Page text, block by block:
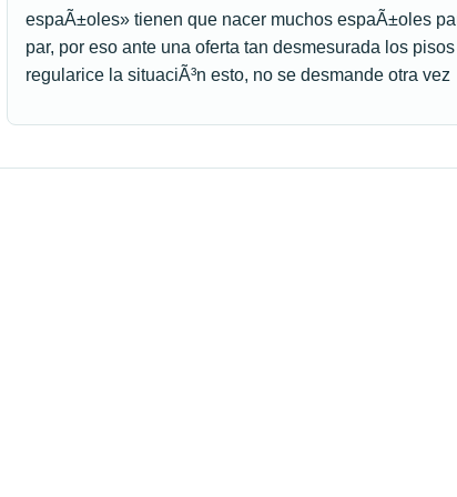
espaÃ±oles» tienen que nacer muchos espaÃ±oles
par, por eso ante una oferta tan desmesurada los
regularice la situaciÃ³n esto, no se desmande otra vez